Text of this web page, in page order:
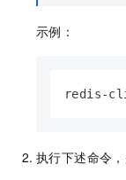
示例：
redis-cli
执行下述命令